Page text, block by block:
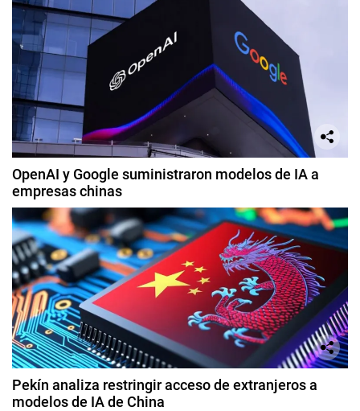
OpenAI y Google suministraron modelos de IA a
empresas chinas
Pekín analiza restringir acceso de extranjeros a
modelos de IA de China